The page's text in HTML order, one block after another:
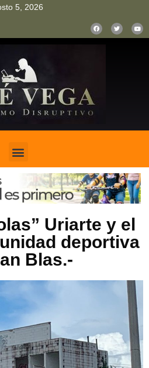
5, 2026
Uriarte y el
deportiva
Blas.-